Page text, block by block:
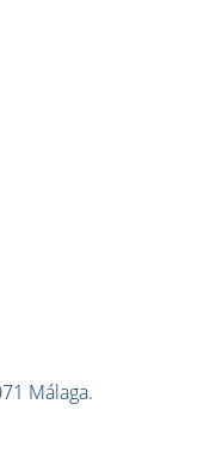
Málaga.